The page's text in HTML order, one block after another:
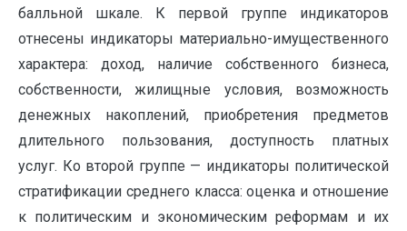
балльной шкале. К первой группе индикаторов
отнесены индикаторы материально-имущественного
характера: доход, наличие собственного бизнеса,
собственности, жилищные условия, возможность
денежных накоплений, приобретения предметов
длительного пользования, доступность платных
услуг. Ко второй группе — индикаторы политической
стратификации среднего класса: оценка и отношение
к политическим и экономическим реформам и их